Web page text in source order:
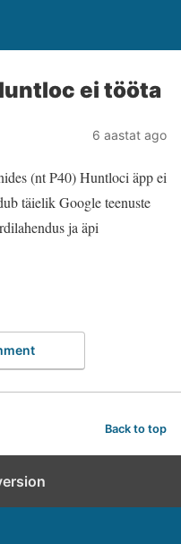
ei tööta
6 aastat ago
(nt P40) Huntloci äpp ei
täielik Google teenuste
ja äpi
Back to top